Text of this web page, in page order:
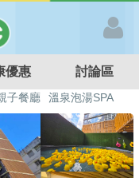
優惠 討論區
子餐廳
溫泉泡湯SPA
點